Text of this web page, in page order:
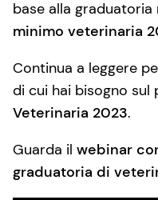
base alla graduatoria
minimo veterinaria
Continua a leggere
di cui hai bisogno sul
Veterinaria 2023.
Guarda il webinar
graduatoria di